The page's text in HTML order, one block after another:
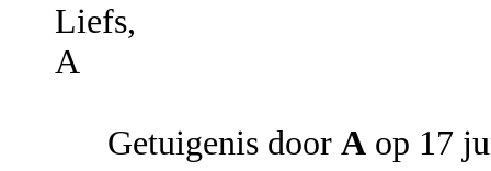
Liefs,
A
Getuigenis door A op 17